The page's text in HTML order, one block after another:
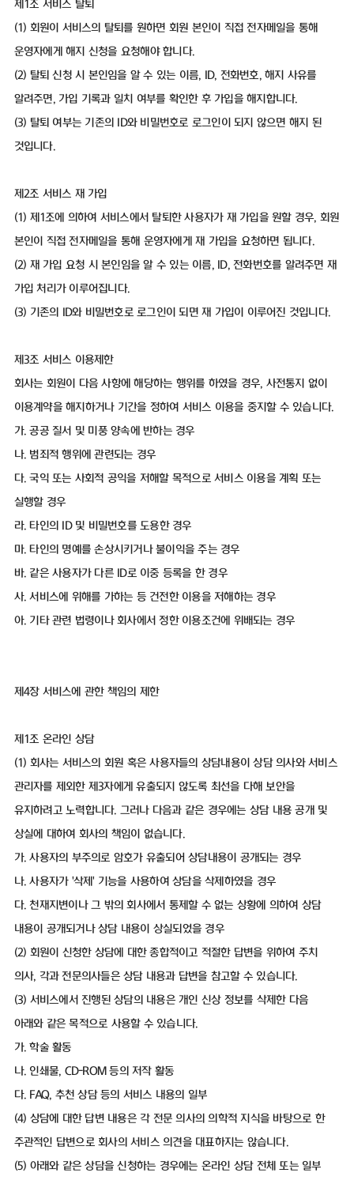
제1조 서비스 탈퇴
(1) 회원이 서비스의 탈퇴를 원하면 회원 본인이 직접 전자메일을 통해
운영자에게 해지 신청을 요청해야 합니다.
(2) 탈퇴 신청 시 본인임을 알 수 있는 이름, ID, 전화번호, 해지 사유를
알려주면, 가입 기록과 일치 여부를 확인한 후 가입을 해지합니다.
(3) 탈퇴 여부는 기존의 ID와 비밀번호로 로그인이 되지 않으면 해지 된
것입니다.
제2조 서비스 재 가입
(1) 제1조에 의하여 서비스에서 탈퇴한 사용자가 재 가입을 원할 경우, 회원
본인이 직접 전자메일을 통해 운영자에게 재 가입을 요청하면 됩니다.
(2) 재 가입 요청 시 본인임을 알 수 있는 이름, ID, 전화번호를 알려주면 재
가입 처리가 이루어집니다.
(3) 기존의 ID와 비밀번호로 로그인이 되면 재 가입이 이루어진 것입니다.
제3조 서비스 이용제한
회사는 회원이 다음 사항에 해당하는 행위를 하였을 경우, 사전통지 없이
이용계약을 해지하거나 기간을 정하여 서비스 이용을 중지할 수 있습니다.
가. 공공 질서 및 미풍 양속에 반하는 경우
나. 범죄적 행위에 관련되는 경우
다. 국익 또는 사회적 공익을 저해할 목적으로 서비스 이용을 계획 또는
실행할 경우
라. 타인의 ID 및 비밀번호를 도용한 경우
마. 타인의 명예를 손상시키거나 불이익을 주는 경우
바. 같은 사용자가 다른 ID로 이중 등록을 한 경우
사. 서비스에 위해를 가하는 등 건전한 이용을 저해하는 경우
아. 기타 관련 법령이나 회사에서 정한 이용조건에 위배되는 경우
제4장 서비스에 관한 책임의 제한
제1조 온라인 상담
(1) 회사는 서비스의 회원 혹은 사용자들의 상담내용이 상담 의사와 서비스
관리자를 제외한 제3자에게 유출되지 않도록 최선을 다해 보안을
유지하려고 노력합니다. 그러나 다음과 같은 경우에는 상담 내용 공개 및
상실에 대하여 회사의 책임이 없습니다.
가. 사용자의 부주의로 암호가 유출되어 상담내용이 공개되는 경우
나. 사용자가 '삭제' 기능을 사용하여 상담을 삭제하였을 경우
다. 천재지변이나 그 밖의 회사에서 통제할 수 없는 상황에 의하여 상담
내용이 공개되거나 상담 내용이 상실되었을 경우
(2) 회원이 신청한 상담에 대한 종합적이고 적절한 답변을 위하여 주치
의사, 각과 전문의사들은 상담 내용과 답변을 참고할 수 있습니다.
(3) 서비스에서 진행된 상담의 내용은 개인 신상 정보를 삭제한 다음
아래와 같은 목적으로 사용할 수 있습니다.
가. 학술 활동
나. 인쇄물, CD-ROM 등의 저작 활동
다. FAQ, 추천 상담 등의 서비스 내용의 일부
(4) 상담에 대한 답변 내용은 각 전문 의사의 의학적 지식을 바탕으로 한
주관적인 답변으로 회사의 서비스 의견을 대표하지는 않습니다.
(5) 아래와 같은 상담을 신청하는 경우에는 온라인 상담 전체 또는 일부